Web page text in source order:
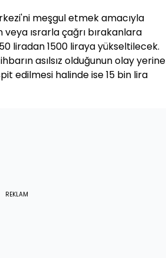
meşgul etmek amacıyla
ısrarla çağrı bırakanlara
liradan 1500 liraya yükseltilecek.
asılsız olduğunun olay yerine
edilmesi halinde ise 15 bin lira
REKLAM